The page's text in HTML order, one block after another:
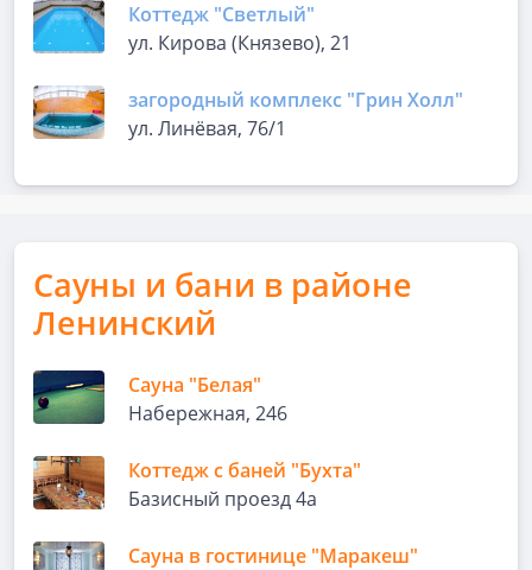
Коттедж "Светлый"
ул. Кирова (Князево), 21
загородный комплекс "Грин Холл"
ул. Линёвая, 76/1
Сауны и бани в районе
Ленинский
Сауна "Белая"
Набережная, 246
Коттедж с баней "Бухта"
Базисный проезд 4а
Сауна в гостинице "Маракеш"